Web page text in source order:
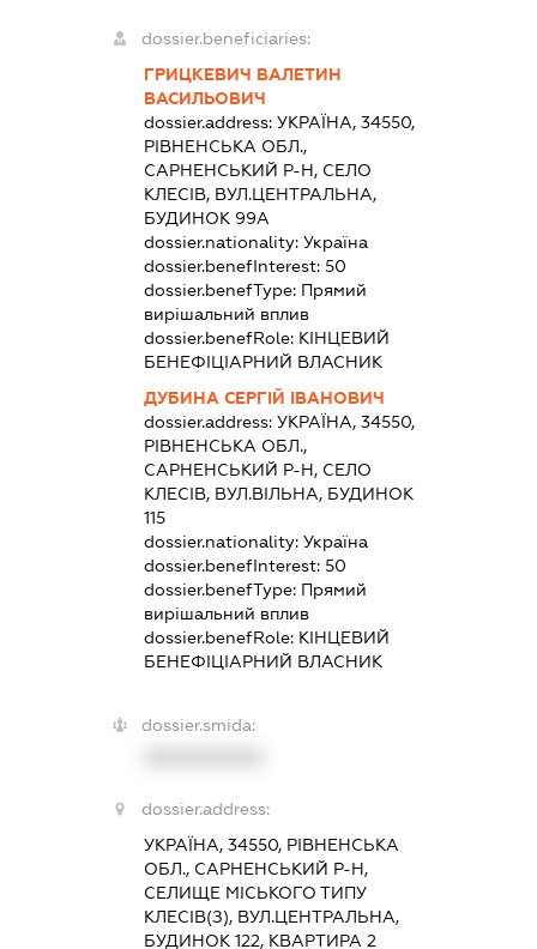
dossier.beneficiaries:
ГРИЦКЕВИЧ ВАЛЕТИН
ВАСИЛЬОВИЧ
dossier.address:УКРАЇНА, 34550,
РІВНЕНСЬКА ОБЛ.,
САРНЕНСЬКИЙ Р-Н, СЕЛО
КЛЕСІВ, ВУЛ.ЦЕНТРАЛЬНА,
БУДИНОК 99А
dossier.nationality:Україна
dossier.benefInterest:50
dossier.benefType: Прямий
вирішальний вплив
dossier.benefRole: КІНЦЕВИЙ
БЕНЕФІЦІАРНИЙ ВЛАСНИК
ДУБИНА СЕРГІЙ ІВАНОВИЧ
dossier.address:УКРАЇНА, 34550,
РІВНЕНСЬКА ОБЛ.,
САРНЕНСЬКИЙ Р-Н, СЕЛО
КЛЕСІВ, ВУЛ.ВІЛЬНА, БУДИНОК
115
dossier.nationality:Україна
dossier.benefInterest:50
dossier.benefType: Прямий
вирішальний вплив
dossier.benefRole: КІНЦЕВИЙ
БЕНЕФІЦІАРНИЙ ВЛАСНИК
dossier.smida:
dossier.address:
УКРАЇНА, 34550, РІВНЕНСЬКА
ОБЛ., САРНЕНСЬКИЙ Р-Н,
СЕЛИЩЕ МІСЬКОГО ТИПУ
КЛЕСІВ(З), ВУЛ.ЦЕНТРАЛЬНА,
БУДИНОК 122, КВАРТИРА 2